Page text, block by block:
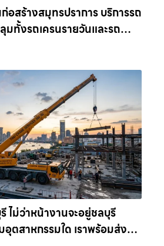
อสร้างสมุทรปราการ บริการรถ
มทั้งรถเครนรายวันและรถ
ไม่ว่าหน้างานจะอยู่ชลบุรี
ตสาหกรรมใด เราพร้อมส่งรถ